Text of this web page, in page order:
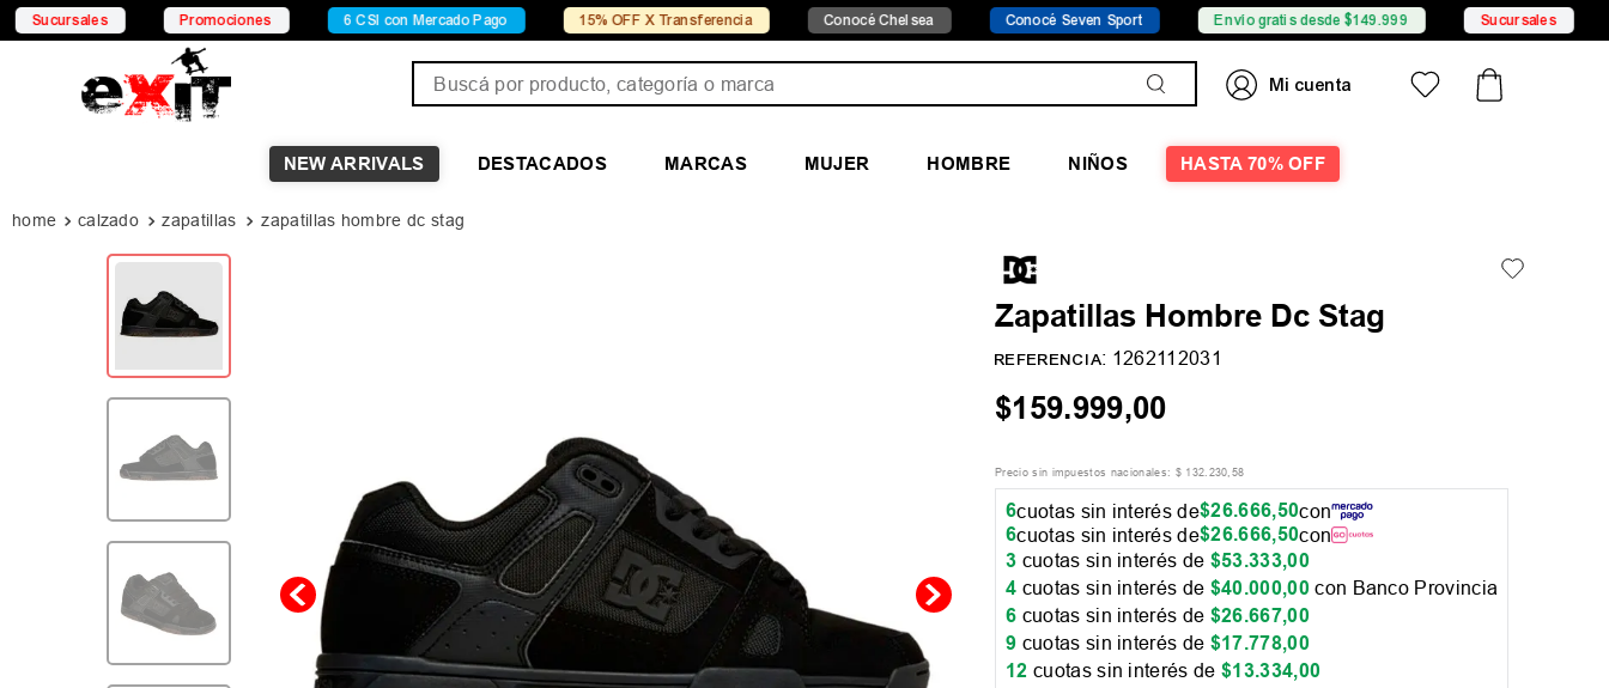
Promociones 6 CSI con Mercado Pago 15% OFF X Transferencia Conocé Chelsea Conocé Seven Sport Envío gratis desde $149.999 Sucursales
NEW ARRIVALS DESTACADOS MARCAS MUJER HOMBRE NIÑOS HASTA 70% OFF
calzado zapatillas zapatillas hombre dc stag
Zapatillas Hombre Dc Stag
REFERENCIA: 1262112031
$159.999,00
Precio sin impuestos nacionales: $ 132.230,58
6cuotas sin interés de$26.666,50con
6cuotas sin interés de$26.666,50con
3 cuotas sin interés de $53.333,00
4 cuotas sin interés de $40.000,00 con Banco Provincia
6 cuotas sin interés de $26.667,00
9 cuotas sin interés de $17.778,00
12 cuotas sin interés de$13.334,00